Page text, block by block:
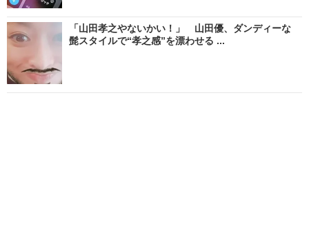
「山田孝之やないかい！」 山田優、ダンディーな
髭スタイルで“孝之感”を漂わせる ...